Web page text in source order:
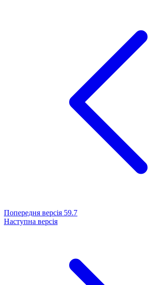
Попередня версія 59.7
Наступна версія